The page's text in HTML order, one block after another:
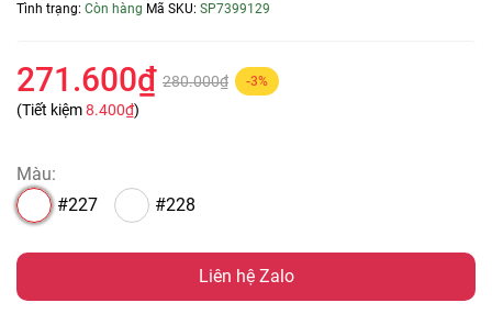
Tình trạng: Còn hàng Mã SKU: SP7399129
271.600₫ 280.000₫ -3%
(Tiết kiệm8.400₫)
Màu:
#227
#228
Liên hệ Zalo